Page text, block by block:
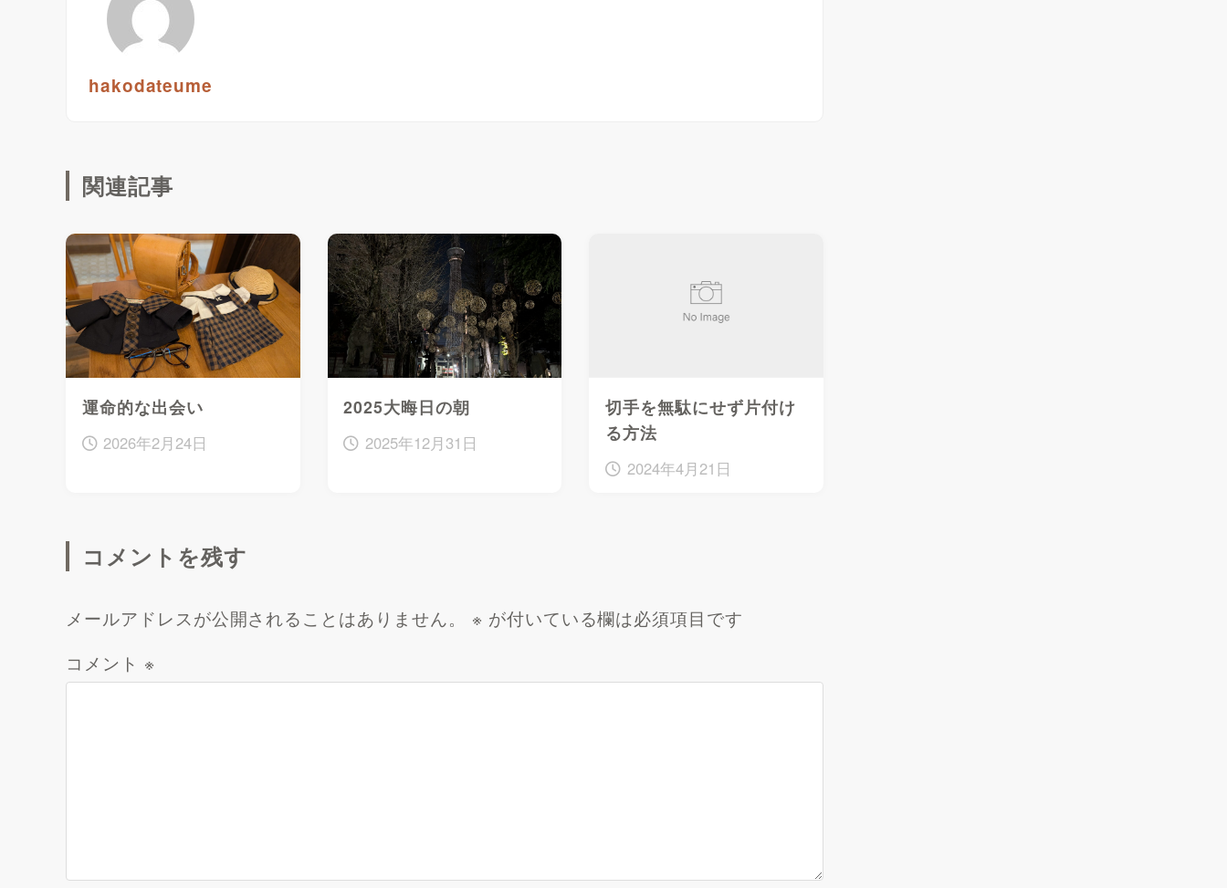
hakodateume
関連記事
運命的な出会い
2026年2月24日
2025大晦日の朝
2025年12月31日
切手を無駄にせず片付け
る方法
2024年4月21日
コメントを残す
メールアドレスが公開されることはありません。 ※ が付いている欄は必須項目です
コメント ※